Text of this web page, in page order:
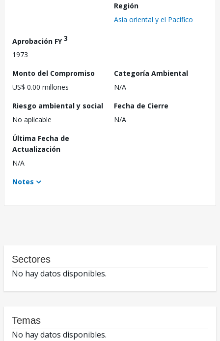
Región
Asia oriental y el Pacífico
Aprobación FY3
1973
Monto del Compromiso
US$ 0.00 millones
Categoría Ambiental
N/A
Riesgo ambiental y social
No aplicable
Fecha de Cierre
N/A
Última Fecha de
Actualización
N/A
Notes
Sectores
No hay datos disponibles.
Temas
No hay datos disponibles.